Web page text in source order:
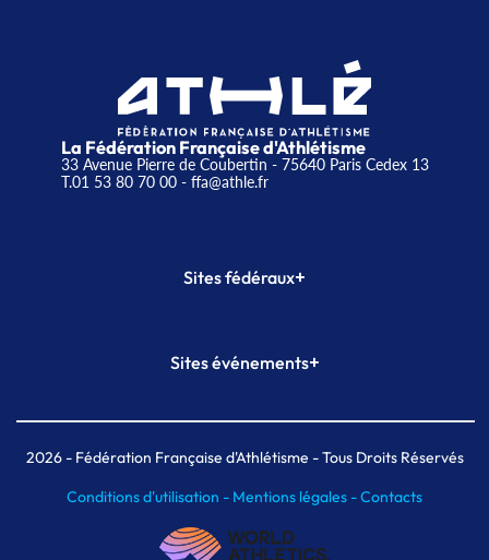
La Fédération Française d'Athlétisme
33 Avenue Pierre de Coubertin - 75640 Paris Cedex 13
T.01 53 80 70 00- ffa@athle.fr
Sites fédéraux+
Plateforme Formation
Sites événements+
Meeting de Paris indoor
MAIF Ekiden de Paris
2026- Fédération Française d'Athlétisme - Tous Droits Réservés
Conditions d'utilisation - Mentions légales -Contacts